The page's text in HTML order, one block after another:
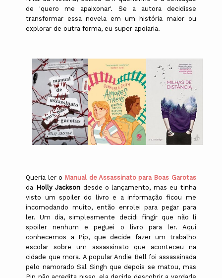
de 'quero me apaixonar'. Se a autora decidisse
transformar essa novela em um história maior ou
explorar de outra forma, eu super apoiaria.
Queria ler o Manual de Assassinato para Boas Garotas
da Holly Jackson desde o lançamento, mas eu tinha
visto um spoiler do livro e a informação ficou me
incomodando muito, então enrolei para pegar para
ler. Um dia, simplesmente decidi fingir que não li
spoiler nenhum e peguei o livro para ler. Aqui
conhecemos a Pip, que decide fazer um trabalho
escolar sobre um assassinato que aconteceu na
cidade que mora. A popular Andie Bell foi assassinada
pelo namorado Sal Singh que depois se matou, mas
Pip não acredita nisso, ela decide descobrir a verdade